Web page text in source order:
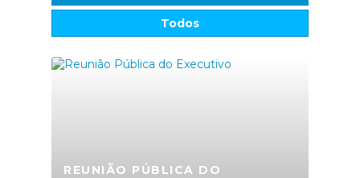
Todos
REUNIÃO PÚBLICA DO